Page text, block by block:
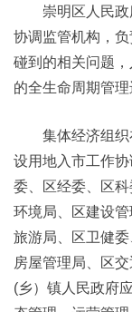
崇明区人民政
协调监管机构，
碰到的相关问题
的全生命周期管理
集体经济组织
设用地入市工作
委、区经委、区
环境局、区建设
旅游局、区卫健
房屋管理局、区
(乡）镇人民政府